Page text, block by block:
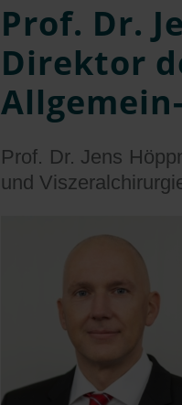
Prof. Dr.
Direktor
Prof. Dr. Jens
und